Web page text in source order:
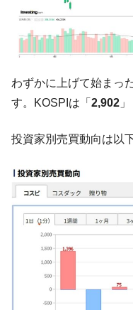
い「50.5％」に上昇
『Money1』
韓国大
た ⇒ 国家が行った恐
『Money1』
韓国･警
動」
国の過剰生産が世界を
種は全般的「不調」⇒
『Money1』
【米韓
ン』1人当たり賠償10
『Money1』
『Money1』
「KDDX」1番艦、2032
『Money1』
わずかに上げて始まっ
す。KOSPIは「 2,902
投資家別売買動向は以